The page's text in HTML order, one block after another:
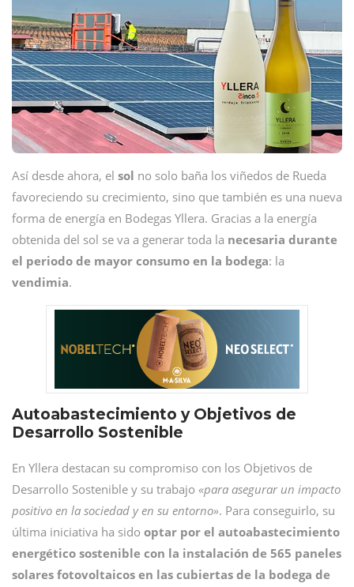
Así desde ahora, el sol no solo baña los viñedos de Rueda
favoreciendo su crecimiento, sino que también es una nueva
forma de energía en Bodegas Yllera. Gracias a la energía
obtenida del sol se va a generar toda la necesaria durante
el periodo de mayor consumo en la bodega: la
vendimia.
Autoabastecimiento y Objetivos de
Desarrollo Sostenible
En Yllera destacan su compromiso con los Objetivos de
Desarrollo Sostenible y su trabajo «para asegurar un impacto
positivo en la sociedad y en su entorno». Para conseguirlo, su
última iniciativa ha sido optar por el autoabastecimiento
energético sostenible con la instalación de 565 paneles
solares fotovoltaicos en las cubiertas de la bodega de